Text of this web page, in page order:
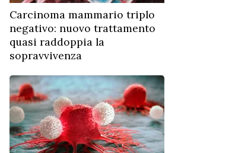
Carcinoma mammario triplo
negativo: nuovo trattamento
quasi raddoppia la
sopravvivenza